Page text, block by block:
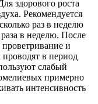
здорового роста
Рекомендуется
раз в неделю
в неделю. После
и
в период
слабый
примерно
интенсивность